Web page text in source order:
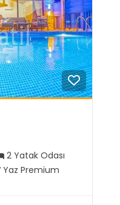
2 Yatak Odası
Yaz Premium